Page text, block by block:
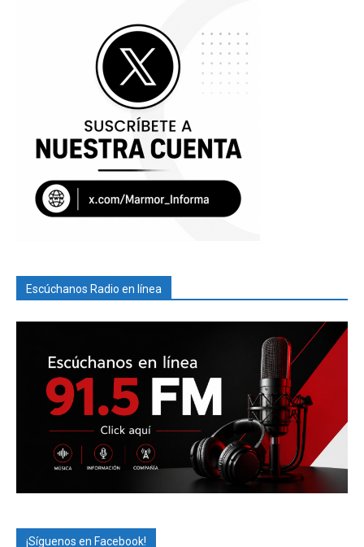
Escúchanos Radio en línea
¡Síguenos en Facebook!